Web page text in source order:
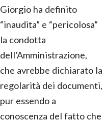
Giorgio ha definito
“inaudita” e “pericolosa”
la condotta
dell’Amministrazione,
che avrebbe dichiarato la
regolarità dei documenti,
pur essendo a
conoscenza del fatto che